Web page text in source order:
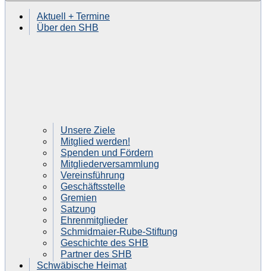
Aktuell + Termine
Über den SHB
Unsere Ziele
Mitglied werden!
Spenden und Fördern
Mitgliederversammlung
Vereinsführung
Geschäftsstelle
Gremien
Satzung
Ehrenmitglieder
Schmidmaier-Rube-Stiftung
Geschichte des SHB
Partner des SHB
Schwäbische Heimat